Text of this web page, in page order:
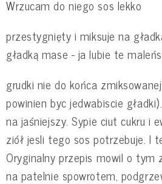
Wrzucam do niego sos lekko
przestygnięty i miksuje na
gładką mase - ja lubie te
grudki nie do końca
powinien byc jedwabiscie
na jaśniejszy. Sypie ciut cukru i
ziół jesli tego sos potrzebuje. I
Oryginalny przepis mowil o tym
na patelnie spowrotem,